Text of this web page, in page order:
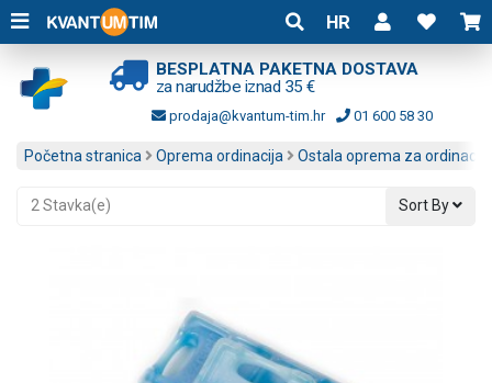
HR
BESPLATNA PAKETNA DOSTAVA
za narudžbe iznad 35 €
prodaja@kvantum-tim.hr 01 600 58 30
Početna stranica Oprema ordinacija Ostala oprema za ordinacije
2 Stavka(e) Sort By